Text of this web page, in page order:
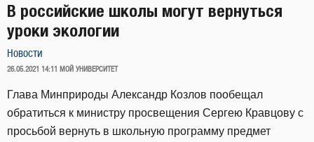
В российские школы могут вернуться
уроки экологии
Новости
ОПУБЛИКОВАНО
26.05.2021 14:11 МОЙ УНИВЕРСИТЕТ
Глава Минприроды Александр Козлов пообещал
обратиться к министру просвещения Сергею Кравцову с
просьбой вернуть в школьную программу предмет